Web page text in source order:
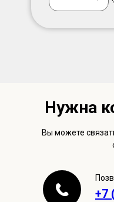
+7
Нужна
Вы можете